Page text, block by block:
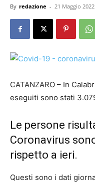
By redazione - 21 Maggio 2022
CATANZARO – In
eseguiti sono stati
Le persone
Coronavirus
rispetto a ieri.
Questi sono i dati